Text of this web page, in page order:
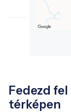
Fedezd
térképen